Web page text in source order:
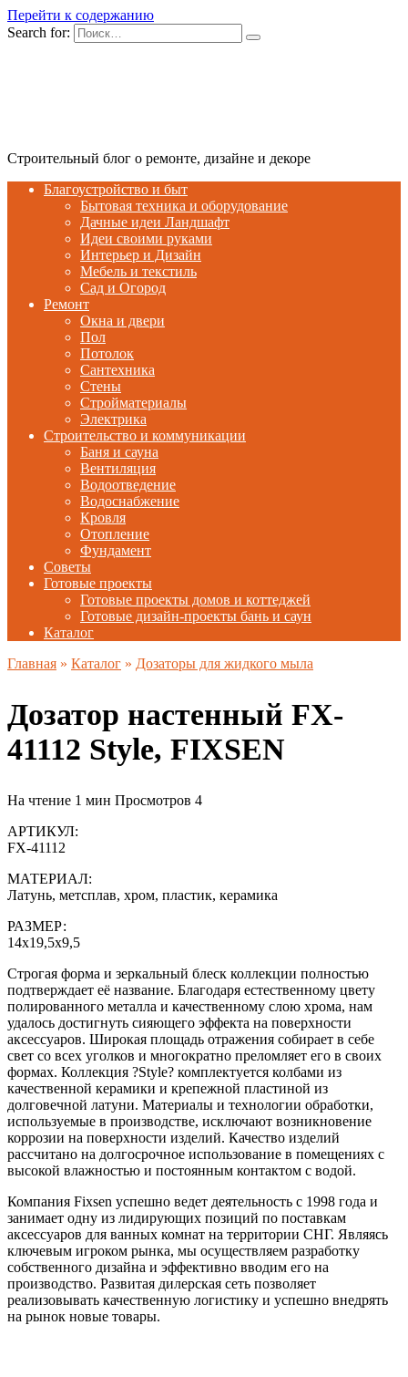
Перейти к содержанию
Search for:
Строительный блог о ремонте, дизайне и декоре
Благоустройство и быт
Бытовая техника и оборудование
Дачные идеи Ландшафт
Идеи своими руками
Интерьер и Дизайн
Мебель и текстиль
Сад и Огород
Ремонт
Окна и двери
Пол
Потолок
Сантехника
Стены
Стройматериалы
Электрика
Строительство и коммуникации
Баня и сауна
Вентиляция
Водоотведение
Водоснабжение
Кровля
Отопление
Фундамент
Советы
Готовые проекты
Готовые проекты домов и коттеджей
Готовые дизайн-проекты бань и саун
Каталог
Главная » Каталог » Дозаторы для жидкого мыла
Дозатор настенный FX-
41112 Style, FIXSEN
На чтение 1 мин Просмотров 4
АРТИКУЛ:
FX-41112
МАТЕРИАЛ:
Латунь, метсплав, хром, пластик, керамика
РАЗМЕР:
14х19,5х9,5
Строгая форма и зеркальный блеск коллекции полностью
подтверждает её название. Благодаря естественному цвету
полированного металла и качественному слою хрома, нам
удалось достигнуть сияющего эффекта на поверхности
аксессуаров. Широкая площадь отражения собирает в себе
свет со всех уголков и многократно преломляет его в своих
формах. Коллекция ?Style? комплектуется колбами из
качественной керамики и крепежной пластиной из
долговечной латуни. Материалы и технологии обработки,
используемые в производстве, исключают возникновение
коррозии на поверхности изделий. Качество изделий
рассчитано на долгосрочное использование в помещениях с
высокой влажностью и постоянным контактом с водой.
Компания Fixsen успешно ведет деятельность с 1998 года и
занимает одну из лидирующих позиций по поставкам
аксессуаров для ванных комнат на территории СНГ. Являясь
ключевым игроком рынка, мы осуществляем разработку
собственного дизайна и эффективно вводим его на
производство. Развитая дилерская сеть позволяет
реализовывать качественную логистику и успешно внедрять
на рынок новые товары.